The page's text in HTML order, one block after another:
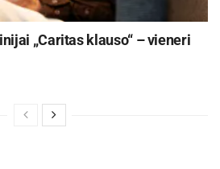
„Caritas klauso“ – vieneri